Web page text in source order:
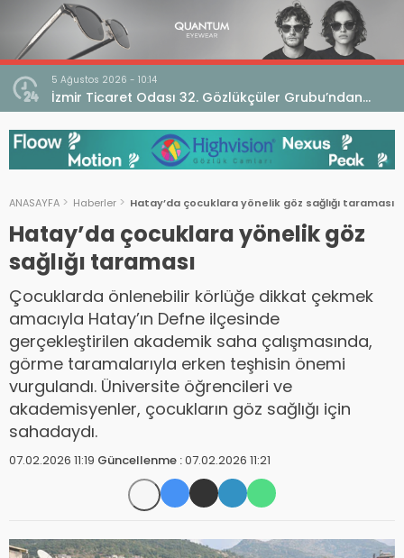
5 Ağustos 2026 - 10:14
İzmir Ticaret Odası 32. Gözlükçüler Grubu’ndan
TEBD II DigitaliSME Dijital Dönüşüm Projesi açıklaması
ANASAYFA Haberler Hatay’da çocuklara yönelik göz sağlığı taraması
Hatay’da çocuklara yönelik göz
sağlığı taraması
Çocuklarda önlenebilir körlüğe dikkat çekmek
amacıyla Hatay’ın Defne ilçesinde
gerçekleştirilen akademik saha çalışmasında,
görme taramalarıyla erken teşhisin önemi
vurgulandı. Üniversite öğrencileri ve
akademisyenler, çocukların göz sağlığı için
sahadaydı.
07.02.2026 11:19 Güncellenme :07.02.2026 11:21